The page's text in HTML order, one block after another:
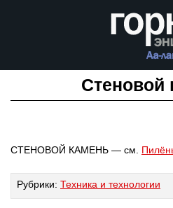
Стеновой
СТЕНОВОЙ КАМЕНЬ — см.
Рубрики: Техника и технологии